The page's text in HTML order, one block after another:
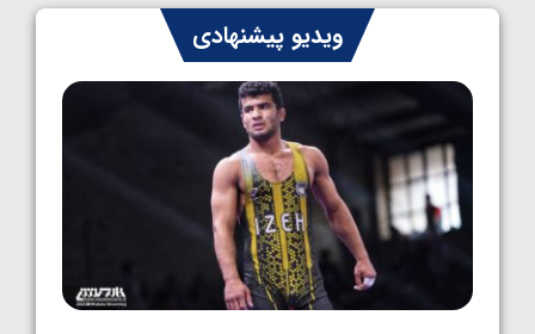
ایران چشم به راه چهار مدال در پنج وزن دوم
کشتی فرنگی نوجوانان جهان
1405/05/06
ویدیو پیشنهادی